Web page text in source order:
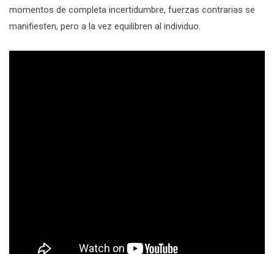
momentos de completa incertidumbre, fuerzas contrarias se
manifiesten, pero a la vez equilibren al individuo.